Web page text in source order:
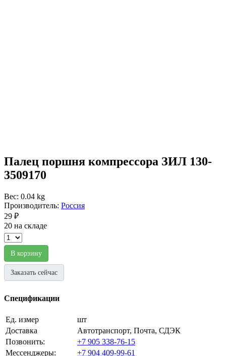
Палец поршня компрессора ЗИЛ 130-
3509170
Вес: 0.04 kg
Производитель: Россия
29 ₽
20 на складе
В корзину
Заказать сейчас
Спецификации
Ед. измер
шт
Доставка
Автотранспорт, Почта, СДЭК
Позвонить:
+7 905 338-76-15
Мессенджеры:
+7 904 409-99-61